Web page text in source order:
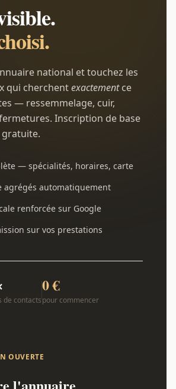
national et touchez les
qui cherchentexactementce
— ressemmelage, cuir,
Inscription de base
— spécialités, horaires, carte
agrégés automatiquement
renforcée sur Google
sur vos prestations
de contacts
0 €
pour commencer
OUVERTE